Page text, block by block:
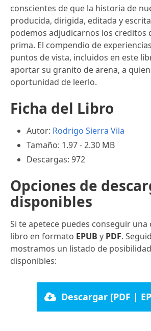
conscientes de que la historia de
producida, dirigida, editada y
podemos adjudicarnos los creditos
prima. El compendio de
puntos de vista, incluidos en este
aportar su granito de arena, a
oportunidad de leerlo.
Ficha del Libro
Autor: Rodrigo Sierra Vila
Tamaño: 1.97 - 2.30 MB
Descargas: 972
Opciones de
disponibles
Si te apetece puedes conseguir una
libro en formato EPUB y PDF.
mostramos un listado de
disponibles:
Descargar [PDF |